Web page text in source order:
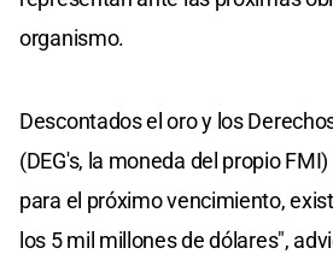
organismo.
Descontados el oro y los
(DEG's, la moneda del propio
para el próximo vencimiento,
los 5 mil millones de dólares",